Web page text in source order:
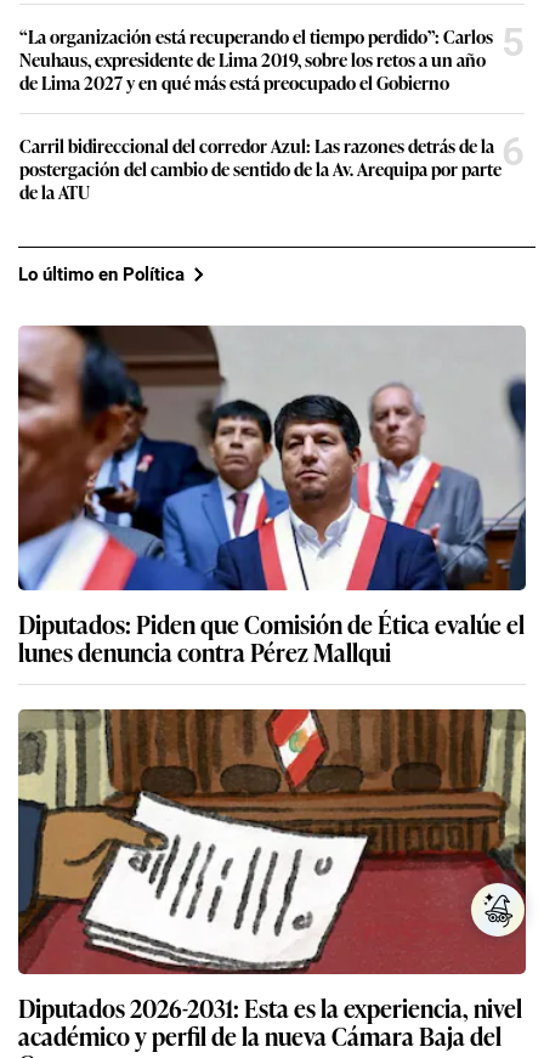
“La organización está recuperando el tiempo perdido”: Carlos
Neuhaus, expresidente de Lima 2019, sobre los retos a un año
de Lima 2027 y en qué más está preocupado el Gobierno
5
Carril bidireccional del corredor Azul: Las razones detrás de la
postergación del cambio de sentido de la Av. Arequipa por parte
de la ATU
6
Lo último en Política
Diputados: Piden que Comisión de Ética evalúe el
lunes denuncia contra Pérez Mallqui
Diputados 2026-2031: Esta es la experiencia, nivel
académico y perfil de la nueva Cámara Baja del